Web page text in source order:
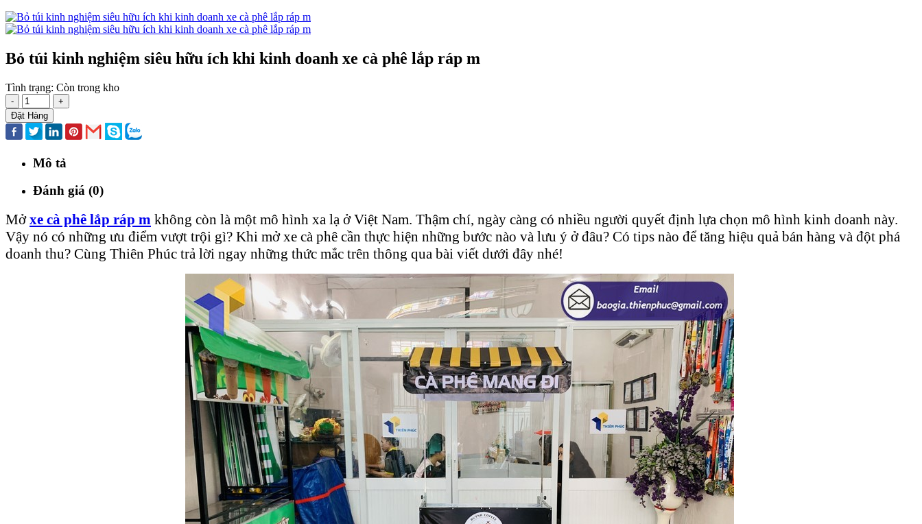
Bỏ túi kinh nghiệm siêu hữu ích khi kinh doanh xe cà phê lắp ráp m
Tình trạng: Còn trong kho
-
+
Đặt Hàng
Mô tả
Đánh giá (0)
Mởxe cà phê lắp ráp m không còn là một mô hình xa lạ ở Việt Nam. Thậm chí, ngày càng có nhiều người quyết định lựa chọn mô hình kinh doanh này.
Vậy nó có những ưu điểm vượt trội gì? Khi mở xe cà phê cần thực hiện những bước nào và lưu ý ở đâu? Có tips nào để tăng hiệu quả bán hàng và đột phá
doanh thu? Cùng Thiên Phúc trả lời ngay những thức mắc trên thông qua bài viết dưới đây nhé!